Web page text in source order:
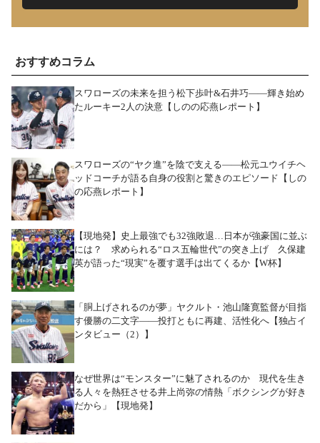
おすすめコラム
スワローズの未来を担う松下歩叶&石井巧――輝き始め
たルーキー2人の決意【しのの応燕レポート】
スワローズの“ヤク進”を陰で支える――松元ユウイチヘ
ッドコーチが語る自身の役割と驚きのエピソード【しの
の応燕レポート】
【現地発】史上最強でも32強敗退…日本が強豪国に並ぶ
には？ 求められる“ロス五輪世代”の突き上げ 久保建
英が語った“現実”を覆す選手は出てくるか【W杯】
「胴上げされるのが夢」ヤクルト・池山隆寛監督が目指
す優勝の二文字――投打ともに再建、活性化へ【独占イ
ンタビュー（2）】
なぜ世界は“モンスター”に魅了されるのか 現代を生き
る人々を熱狂させる井上尚弥の情熱「ボクシングが好き
だから」【現地発】